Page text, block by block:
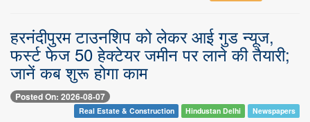
हरनंदीपुरम टाउनशिप को लेकर आई गुड न्यूज,
फर्स्ट फेज 50 हेक्टेयर जमीन पर लाने की तैयारी;
जानें कब शुरू होगा काम
Posted On: 2026-08-07
Real Estate & Construction Hindustan Delhi Newspapers